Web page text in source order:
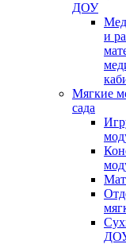
ДОУ
и
Мягкие
сада